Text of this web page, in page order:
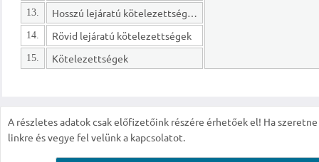
13. Hosszú lejáratú kötelezettségek
14. Rövid lejáratú kötelezettségek
15. Kötelezettségek
A részletes adatok csak előfizetőink részére érhetőek el! Ha
linkre és vegye fel velünk a kapcsolatot.